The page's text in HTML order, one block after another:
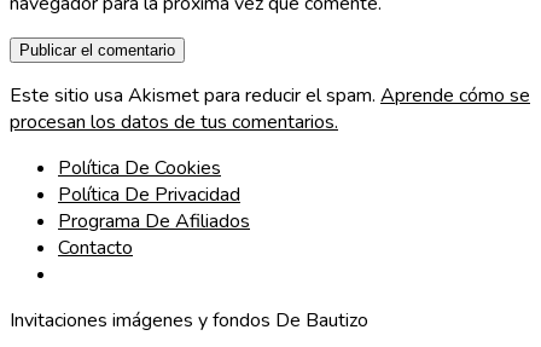
Este sitio usa Akismet para reducir el spam. Aprende cómo se
procesan los datos de tus comentarios.
Política De Cookies
Política De Privacidad
Programa De Afiliados
Contacto
Invitaciones imágenes y fondos De Bautizo